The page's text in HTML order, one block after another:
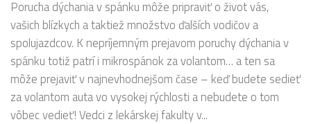
Porucha dýchania v spánku môže pripraviť o život vás,
vašich blízkych a taktiež množstvo ďalších vodičov a
spolujazdcov. K nepríjemným prejavom poruchy dýchania v
spánku totiž patrí i mikrospánok za volantom… a ten sa
môže prejaviť v najnevhodnejšom čase – keď budete sedieť
za volantom auta vo vysokej rýchlosti a nebudete o tom
vôbec vedieť! Vedci z lekárskej fakulty v...